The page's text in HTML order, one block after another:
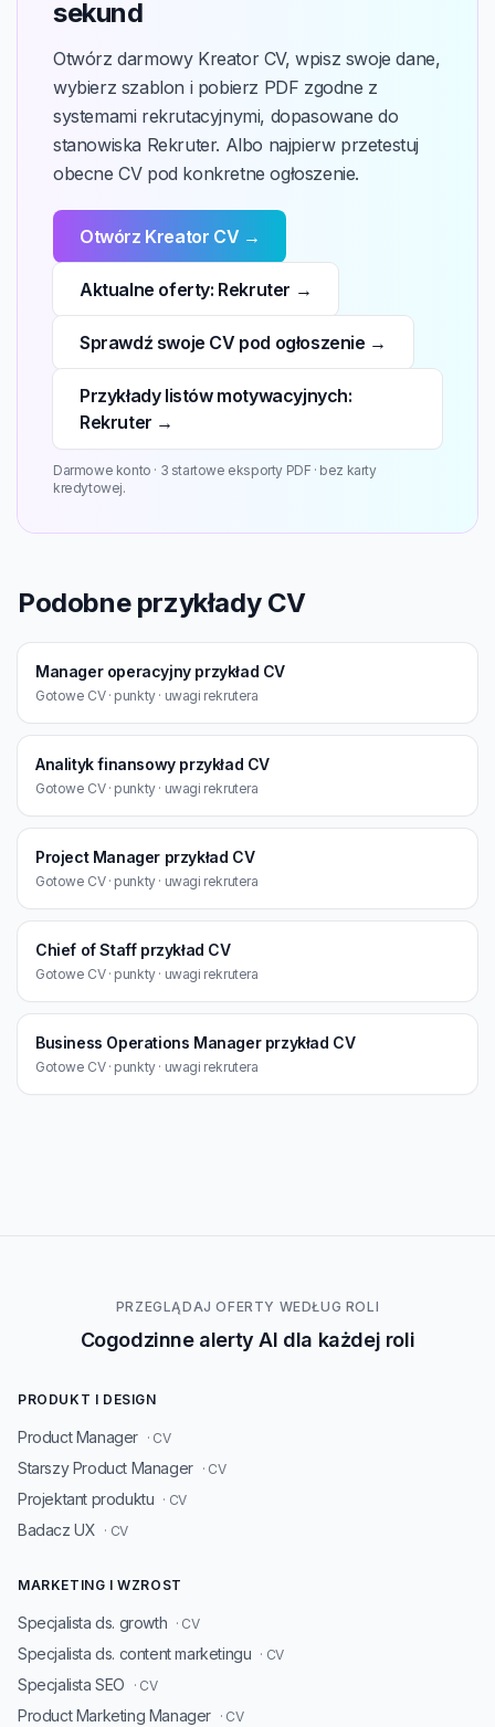
sekund
Otwórz darmowy Kreator CV, wpisz swoje dane,
wybierz szablon i pobierz PDF zgodne z
systemami rekrutacyjnymi, dopasowane do
stanowiska Rekruter. Albo najpierw przetestuj
obecne CV pod konkretne ogłoszenie.
Otwórz Kreator CV →
Aktualne oferty: Rekruter →
Sprawdź swoje CV pod ogłoszenie →
Przykłady listów motywacyjnych:
Rekruter →
Darmowe konto · 3 startowe eksporty PDF · bez karty
kredytowej.
Podobne przykłady CV
Manager operacyjny przykład CV
Gotowe CV · punkty · uwagi rekrutera
Analityk finansowy przykład CV
Gotowe CV · punkty · uwagi rekrutera
Project Manager przykład CV
Gotowe CV · punkty · uwagi rekrutera
Chief of Staff przykład CV
Gotowe CV · punkty · uwagi rekrutera
Business Operations Manager przykład CV
Gotowe CV · punkty · uwagi rekrutera
PRZEGLĄDAJ OFERTY WEDŁUG ROLI
Cogodzinne alerty AI dla każdej roli
PRODUKT I DESIGN
Product Manager · CV
Starszy Product Manager · CV
Projektant produktu · CV
Badacz UX · CV
MARKETING I WZROST
Specjalista ds. growth · CV
Specjalista ds. content marketingu · CV
Specjalista SEO · CV
Product Marketing Manager · CV